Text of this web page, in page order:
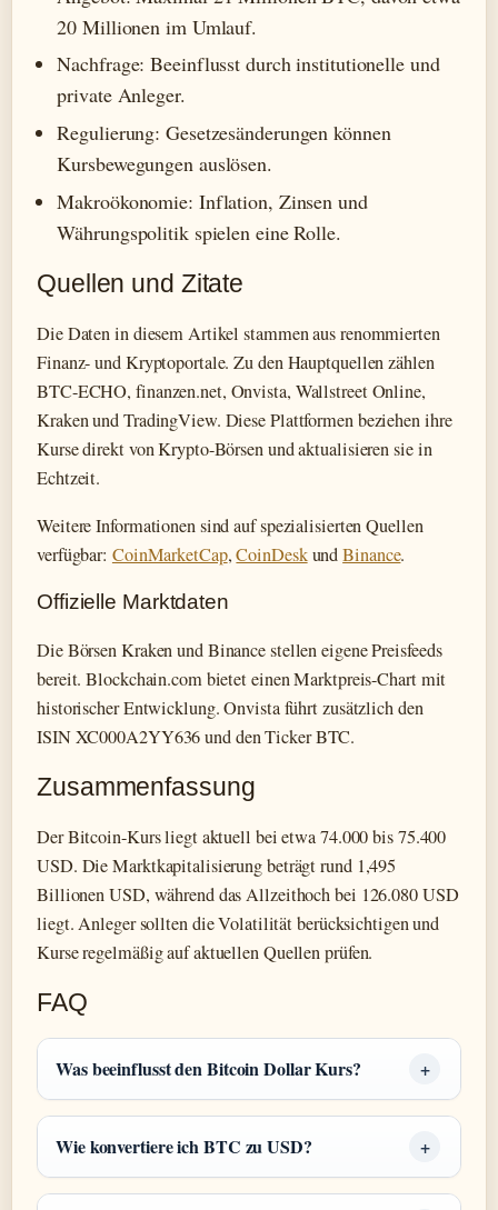
20 Millionen im Umlauf.
Nachfrage: Beeinflusst durch institutionelle und
private Anleger.
Regulierung: Gesetzesänderungen können
Kursbewegungen auslösen.
Makroökonomie: Inflation, Zinsen und
Währungspolitik spielen eine Rolle.
Quellen und Zitate
Die Daten in diesem Artikel stammen aus renommierten
Finanz- und Kryptoportale. Zu den Hauptquellen zählen
BTC-ECHO, finanzen.net, Onvista, Wallstreet Online,
Kraken und TradingView. Diese Plattformen beziehen ihre
Kurse direkt von Krypto-Börsen und aktualisieren sie in
Echtzeit.
Weitere Informationen sind auf spezialisierten Quellen
verfügbar: CoinMarketCap,CoinDeskundBinance.
Offizielle Marktdaten
Die Börsen Kraken und Binance stellen eigene Preisfeeds
bereit. Blockchain.com bietet einen Marktpreis-Chart mit
historischer Entwicklung. Onvista führt zusätzlich den
ISIN XC000A2YY636 und den Ticker BTC.
Zusammenfassung
Der Bitcoin-Kurs liegt aktuell bei etwa 74.000 bis 75.400
USD. Die Marktkapitalisierung beträgt rund 1,495
Billionen USD, während das Allzeithoch bei 126.080 USD
liegt. Anleger sollten die Volatilität berücksichtigen und
Kurse regelmäßig auf aktuellen Quellen prüfen.
FAQ
Was beeinflusst den Bitcoin Dollar Kurs?
Wie konvertiere ich BTC zu USD?